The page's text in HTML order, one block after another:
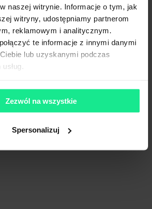
naszej witrynie. Informacje o tym, jak
witryny, udostępniamy partnerom
reklamowym i analitycznym.
te informacje z innymi danymi
lub uzyskanymi podczas
Zezwól na wszystkie
Spersonalizuj
charakter wyłącznie informacyjny i nie
66 § 1. Kodeksu Cywilnego. CBRE sp. z o.o.
błędy lub nieaktualność ogłoszenia.
inne informacje zawarte na stronie internetowej
rzeczywistych. Publikacja ogłoszenia nie
prezentowanych nieruchomości. Weryfikacja